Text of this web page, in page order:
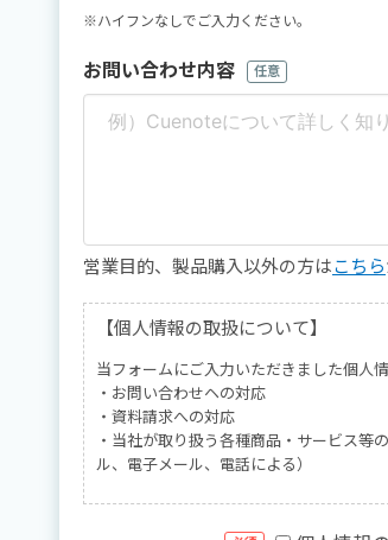
※ハイフンなしでご入力ください。
お問い合わせ内容 任意
営業目的、製品購入以外の方はこちら
【個人情報の取扱について】
当フォームにご入力いただきました個人
・お問い合わせヘの対応
・資料請求への対応
・当社が取り扱う各種商品・サービス等
ル、電子メール、電話による）
当フォームにご入力いただきました個人
に提供することはありません。